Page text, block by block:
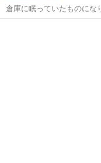
倉庫に眠っていたものにな
たら嬉しいです。 箸の先端は、未使用のため、バリが少しありますの